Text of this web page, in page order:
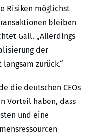
Risiken möglichst
bleiben
Gall. „Allerdings
der
zurück.“
die deutschen CEOs
Vorteil haben, dass
und eine